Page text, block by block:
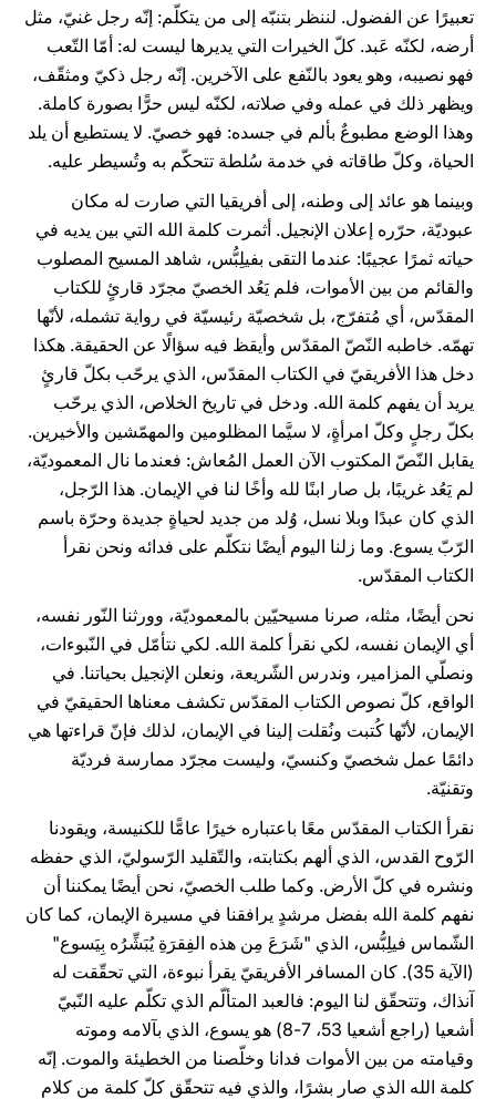
تعبيرًا عن الفضول. لننظر بتنبّه إلى من يتكلّم: إنّه رجل غنيّ، مثل
أرضه، لكنّه عَبد. كلّ الخيرات التي يديرها ليست له: أمّا التّعب
فهو نصيبه، وهو يعود بالنّفع على الآخرين. إنّه رجل ذكيّ ومثقّف،
ويظهر ذلك في عمله وفي صلاته، لكنّه ليس حرًّا بصورة كاملة.
وهذا الوضع مطبوعٌ بألم في جسده: فهو خصيّ. لا يستطيع أن يلد
الحياة، وكلّ طاقاته في خدمة سُلطة تتحكّم به وتُسيطر عليه.
وبينما هو عائد إلى وطنه، إلى أفريقيا التي صارت له مكان
عبوديّة، حرّره إعلان الإنجيل. أثمرت كلمة الله التي بين يديه في
حياته ثمرًا عجيبًا: عندما التقى بفيلِبُّس، شاهد المسيح المصلوب
والقائم من بين الأموات، فلم يَعُد الخصيّ مجرّد قارئٍ للكتاب
المقدّس، أي مُتفرّج، بل شخصيّة رئيسيّة في رواية تشمله، لأنّها
تهمّه. خاطبه النّصّ المقدّس وأيقظ فيه سؤالًا عن الحقيقة. هكذا
دخل هذا الأفريقيّ في الكتاب المقدّس، الذي يرحّب بكلّ قارئٍ
يريد أن يفهم كلمة الله. ودخل في تاريخ الخلاص، الذي يرحّب
بكلّ رجلٍ وكلّ امرأةٍ، لا سيَّما المظلومين والمهمّشين والأخيرين.
يقابل النّصّ المكتوب الآن العمل المُعاش: فعندما نال المعموديّة،
لم يَعُد غريبًا، بل صار ابنًا لله وأخًا لنا في الإيمان. هذا الرّجل،
الذي كان عبدًا وبلا نسل، وُلد من جديد لحياةٍ جديدة وحرّة باسم
الرّبّ يسوع. وما زلنا اليوم أيضًا نتكلّم على فدائه ونحن نقرأ
الكتاب المقدّس.
نحن أيضًا، مثله، صرنا مسيحيّين بالمعموديّة، وورثنا النّور نفسه،
أي الإيمان نفسه، لكي نقرأ كلمة الله. لكي نتأمّل في النّبوءات،
ونصلّي المزامير، وندرس الشّريعة، ونعلن الإنجيل بحياتنا. في
الواقع، كلّ نصوص الكتاب المقدّس تكشف معناها الحقيقيّ في
الإيمان، لأنّها كُتبت ونُقلت إلينا في الإيمان، لذلك فإنّ قراءتها هي
دائمًا عمل شخصيّ وكنسيّ، وليست مجرّد ممارسة فرديّة
وتقنيّة.
نقرأ الكتاب المقدّس معًا باعتباره خيرًا عامًّا للكنيسة، ويقودنا
الرّوح القدس، الذي ألهم بكتابته، والتّقليد الرّسوليّ، الذي حفظه
ونشره في كلّ الأرض. وكما طلب الخصيّ، نحن أيضًا يمكننا أن
نفهم كلمة الله بفضل مرشدٍ يرافقنا في مسيرة الإيمان، كما كان
الشّماس فيلِبُّس، الذي "شَرَعَ مِن هذه الفِقرَةِ يُبَشِّرُه بِيَسوع"
(الآية 35). كان المسافر الأفريقيّ يقرأ نبوءة، التي تحقّقت له
آنذاك، وتتحقّق لنا اليوم: فالعبد المتألّم الذي تكلّم عليه النّبيّ
أشعيا (راجع أشعيا 53، 7-8) هو يسوع، الذي بآلامه وموته
وقيامته من بين الأموات فدانا وخلّصنا من الخطيئة والموت. إنّه
كلمة الله الذي صار بشرًا، والذي فيه تتحقّق كلّ كلمة من كلام